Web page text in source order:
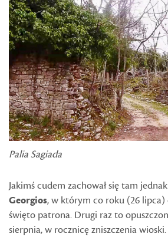
Palia Sagiada
Jakimś cudem zachował się tam
Georgios, w którym co roku (26 lipca)
święto patrona. Drugi raz to
sierpnia, w rocznicę zniszczenia